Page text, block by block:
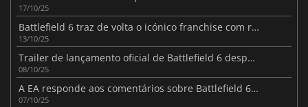
17/10/25
Battlefield 6 traz de volta o icónico franchise com recordes no lançamento
13/10/25
Trailer de lançamento oficial de Battlefield 6 desperta entusiasmo
08/10/25
A EA responde aos comentários sobre Battlefield 6 antes do lançamento
07/10/25